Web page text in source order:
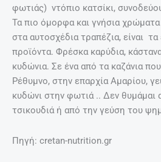
φωτιάς) ντόπιο κατσίκι,
Τα πιο όμορφα και γνήσια χρώματα
στα αυτοσχέδια τραπέζια, είναι
προϊόντα. Φρέσκα καρύδια,
κυδώνια. Σε ένα από τα καζάνια
Ρέθυμνο, στην επαρχία Αμαρίου,
κυδώνι στην φωτιά .. Δεν θυμάμαι
τσικουδιά ή από την γεύση του
Πηγή: cretan-nutrition.gr